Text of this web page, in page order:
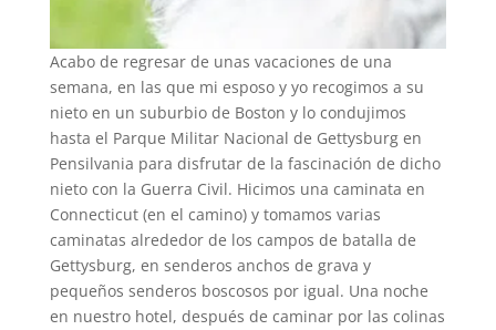
Acabo de regresar de unas vacaciones de una
semana, en las que mi esposo y yo recogimos a su
nieto en un suburbio de Boston y lo condujimos
hasta el Parque Militar Nacional de Gettysburg en
Pensilvania para disfrutar de la fascinación de dicho
nieto con la Guerra Civil. Hicimos una caminata en
Connecticut (en el camino) y tomamos varias
caminatas alrededor de los campos de batalla de
Gettysburg, en senderos anchos de grava y
pequeños senderos boscosos por igual. Una noche
en nuestro hotel, después de caminar por las colinas